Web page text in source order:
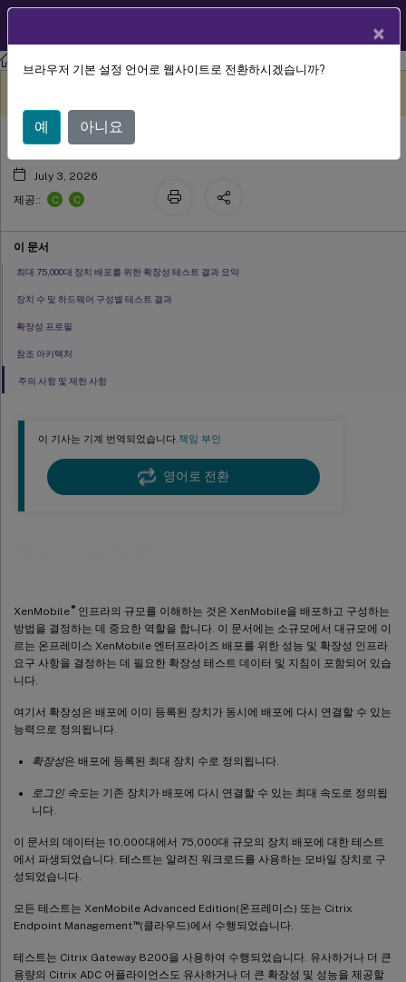
XenMobile Server 현재 릴리스 XenMobile Server
이 기사는 기계 번역되었습니다.책임 부인
영어로 전환
XenMobile ®인프라의 규모를 이해하는 것은 XenMobile을 배포하고 구성하는
방법을 결정하는 데 중요한 역할을 합니다. 이 문서에는 소규모에서 대규모에 이
르는 온프레미스 XenMobile 엔터프라이즈 배포를 위한 성능 및 확장성 인프라
요구 사항을 결정하는 데 필요한 확장성 테스트 데이터 및 지침이 포함되어 있습
니다.
여기서 확장성은 배포에 이미 등록된 장치가 동시에 배포에 다시 연결할 수 있는
능력으로 정의됩니다.
확장성은 배포에 등록된 최대 장치 수로 정의됩니다.
로그인 속도는 기존 장치가 배포에 다시 연결할 수 있는 최대 속도로 정의됩
니다.
이 문서의 데이터는 10,000대에서 75,000대 규모의 장치 배포에 대한 테스트
에서 파생되었습니다. 테스트는 알려진 워크로드를 사용하는 모바일 장치로 구
성되었습니다.
모든 테스트는 XenMobile Advanced Edition(온프레미스) 또는 Citrix
Endpoint Management™(클라우드)에서 수행되었습니다.
테스트는 Citrix Gateway 8200을 사용하여 수행되었습니다. 유사하거나 더 큰
용량의 Citrix ADC 어플라이언스도 유사하거나 더 큰 확장성 및 성능을 제공할
확장성 및 성능
July 3, 2026
제공::
C C
이 문서
최대 75,000대 장치 배포를 위한 확장성 테스트 결과 요약
장치 수 및 하드웨어 구성별 테스트 결과
확장성 프로필
참조 아키텍처
주의 사항 및 제한 사항
×
브라우저 기본 설정 언어로 웹사이트로 전환하시겠습니까?
예 아니요